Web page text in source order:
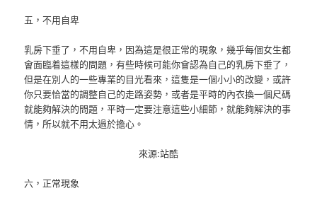
五，不用自卑
乳房下垂了，不用自卑，因為這是很正常的現象，幾乎每個女生都
會面臨着這樣的問題，有些時候可能你會認為自己的乳房下垂了，
但是在別人的一些專業的目光看來，這隻是一個小小的改變，或許
你只要恰當的調整自己的走路姿勢，或者是平時的內衣換一個尺碼
就能夠解決的問題，平時一定要注意這些小細節，就能夠解決的事
情，所以就不用太過於擔心。
來源:站酷
六，正常現象